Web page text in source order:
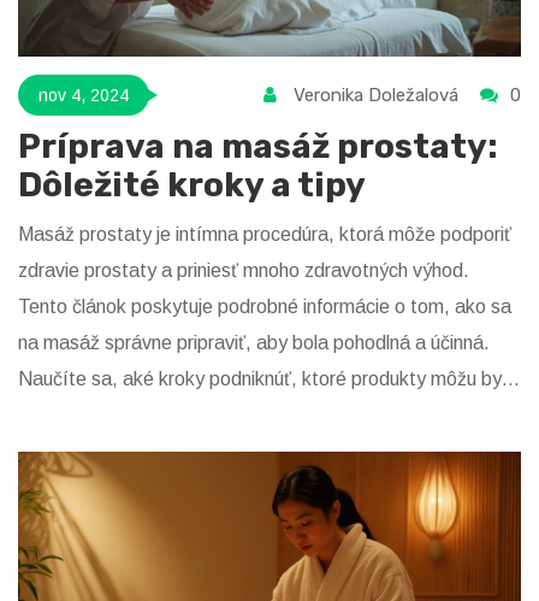
nov 4, 2024 Veronika Doležalová 0
Príprava na masáž prostaty:
Dôležité kroky a tipy
Masáž prostaty je intímna procedúra, ktorá môže podporiť
zdravie prostaty a priniesť mnoho zdravotných výhod.
Tento článok poskytuje podrobné informácie o tom, ako sa
na masáž správne pripraviť, aby bola pohodlná a účinná.
Naučíte sa, aké kroky podniknúť, ktoré produkty môžu byť
príznaky si treba všímať a kedy je masáž vhodná.